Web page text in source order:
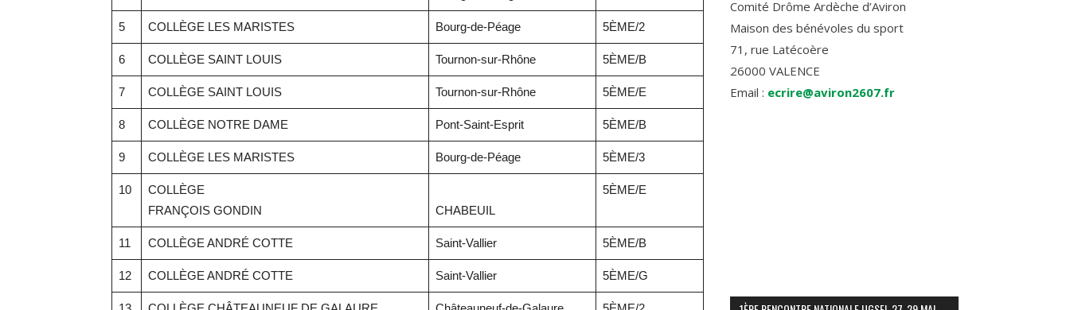
5 COLLÈGE LES MARISTES Bourg-de-Péage 5ÈME/2
6 COLLÈGE SAINT LOUIS Tournon-sur-Rhône 5ÈME/B
7 COLLÈGE SAINT LOUIS Tournon-sur-Rhône 5ÈME/E
8 COLLÈGE NOTRE DAME Pont-Saint-Esprit 5ÈME/B
9 COLLÈGE LES MARISTES Bourg-de-Péage 5ÈME/3
10
COLLÈGE
FRANÇOIS GONDIN
CHABEUIL
5ÈME/E
11 COLLÈGE ANDRÉ COTTE Saint-Vallier 5ÈME/B
12 COLLÈGE ANDRÉ COTTE Saint-Vallier 5ÈME/G
Comité Drôme Ardèche d’Aviron
Maison des bénévoles du sport
71, rue Latécoère
26000 VALENCE
Email : ecrire@aviron2607.fr